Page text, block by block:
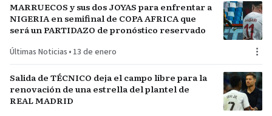
MARRUECOS y sus dos JOYAS para enfrentar a
NIGERIA en semifinal de COPA AFRICA que
será un PARTIDAZO de pronóstico reservado
Últimas Noticias • 13 de enero
Salida de TÉCNICO deja el campo libre para la
renovación de una estrella del plantel de
REAL MADRID